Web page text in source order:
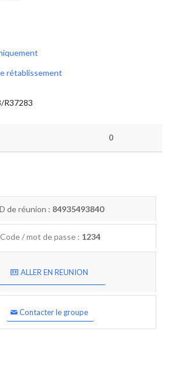
rétablissement
R37283
0
de réunion : 84935493840
Code / mot de passe : 1234
ALLER EN REUNION
Contacter le groupe